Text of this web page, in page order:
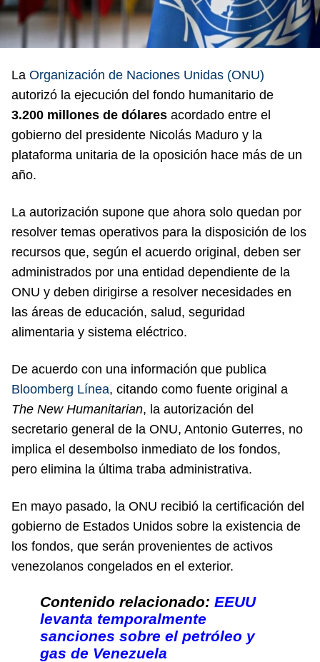
La Organización de Naciones Unidas (ONU)
autorizó la ejecución del fondo humanitario de
3.200 millones de dólares acordado entre el
gobierno del presidente Nicolás Maduro y la
plataforma unitaria de la oposición hace más de un
año.
La autorización supone que ahora solo quedan por
resolver temas operativos para la disposición de los
recursos que, según el acuerdo original, deben ser
administrados por una entidad dependiente de la
ONU y deben dirigirse a resolver necesidades en
las áreas de educación, salud, seguridad
alimentaria y sistema eléctrico.
De acuerdo con una información que publica
Bloomberg Línea, citando como fuente original a
The New Humanitarian, la autorización del
secretario general de la ONU, Antonio Guterres, no
implica el desembolso inmediato de los fondos,
pero elimina la última traba administrativa.
En mayo pasado, la ONU recibió la certificación del
gobierno de Estados Unidos sobre la existencia de
los fondos, que serán provenientes de activos
venezolanos congelados en el exterior.
Contenido relacionado: EEUU
levanta temporalmente
sanciones sobre el petróleo y
gas de Venezuela